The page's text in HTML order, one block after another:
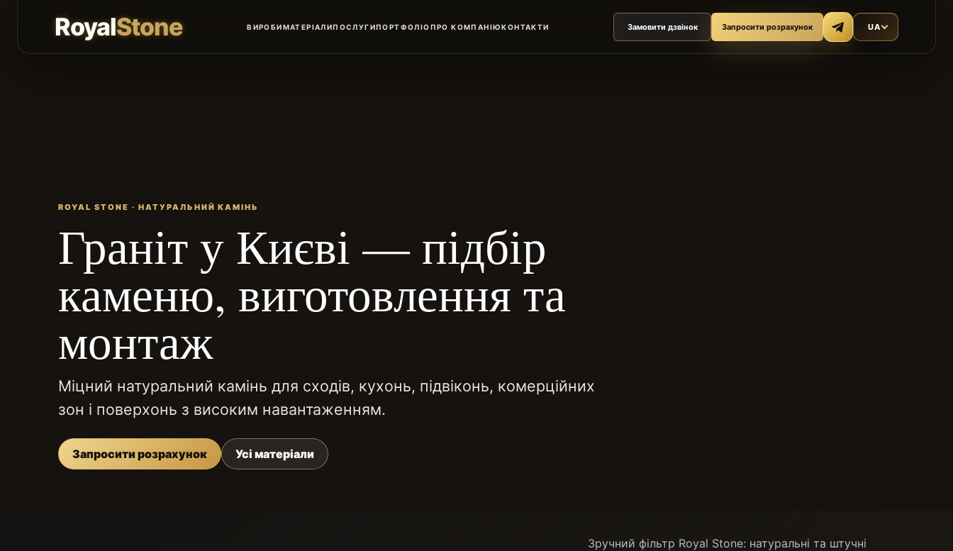
RoyalStone ВИРОБИМАТЕРІАЛИПОСЛУГИПОРТФОЛІОПРО КОМПАНІЮКОНТАКТИ Замовити дзвінок Запросити розрахунок UA
ROYAL STONE · НАТУРАЛЬНИЙ КАМІНЬ
Граніт у Києві — підбір
каменю, виготовлення та
монтаж
Міцний натуральний камінь для сходів, кухонь, підвіконь, комерційних
зон і поверхонь з високим навантаженням.
Запросити розрахунок Усі матеріали
Зручний фільтр Royal Stone: натуральні та штучні